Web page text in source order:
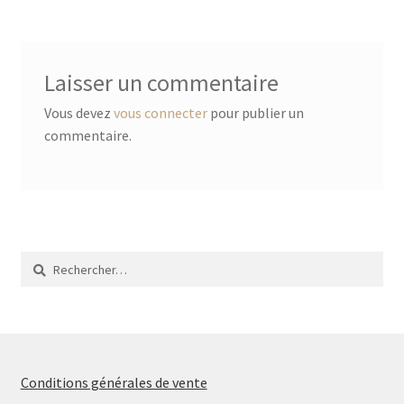
Laisser un commentaire
Vous devez vous connecterpour publier un
commentaire.
Rechercher :
Conditions générales de vente